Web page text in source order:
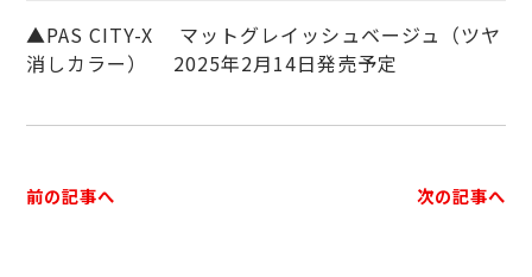
▲PAS CITY-X マットグレイッシュベージュ（ツヤ
消しカラー） 2025年2月14日発売予定
前の記事へ 次の記事へ